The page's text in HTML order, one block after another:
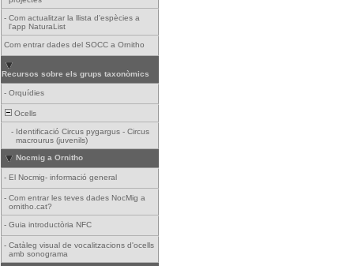
- Com actualitzar la llista d'espècies a
l'app NaturaList
Com entrar dades del SOCC a Ornitho
Recursos sobre els grups taxonòmics
- Orquídies
Ocells
- Identificació Circus pygargus - Circus
macrourus (juvenils)
Nocmig a Ornitho
- El Nocmig- informació general
- Com entrar les teves dades NocMig a
ornitho.cat?
- Guia introductòria NFC
- Catàleg visual de vocalitzacions d'ocells
amb sonograma